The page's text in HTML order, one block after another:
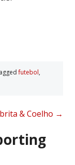
futebol,
& Coelho →